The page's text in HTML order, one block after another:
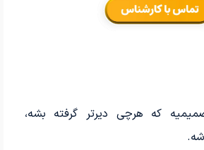
که هرچی دیرتر گرفته بشه،